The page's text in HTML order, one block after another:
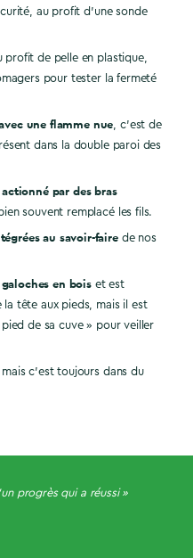
au profit d’une sonde
profit de pelle en plastique,
pour tester la fermeté
une flamme nue , c’est de
dans la double paroi des
par des bras
souvent remplacé les fils.
au savoir-fairede nos
en boiset est
tête aux pieds, mais il est
de sa cuve » pour veiller
mais c’est toujours dans du
progrès qui a réussi »